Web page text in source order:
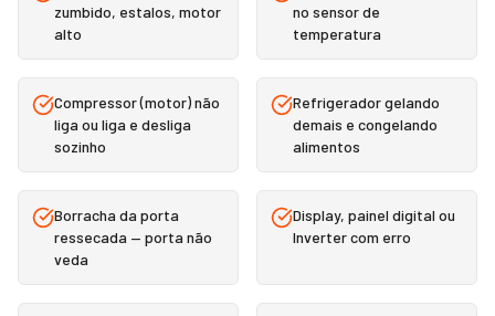
zumbido, estalos, motor
alto
no sensor de
temperatura
Compressor (motor) não
liga ou liga e desliga
sozinho
Refrigerador gelando
demais e congelando
alimentos
Borracha da porta
ressecada — porta não
veda
Display, painel digital ou
Inverter com erro